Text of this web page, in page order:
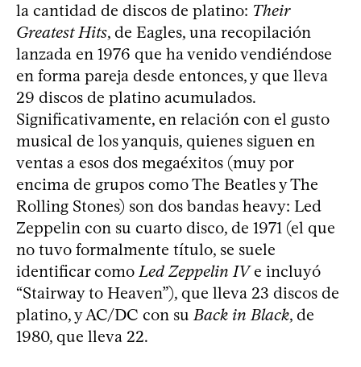
la cantidad de discos de platino: Their
Greatest Hits, de Eagles, una recopilación
lanzada en 1976 que ha venido vendiéndose
en forma pareja desde entonces, y que lleva
29 discos de platino acumulados.
Significativamente, en relación con el gusto
musical de los yanquis, quienes siguen en
ventas a esos dos megaéxitos (muy por
encima de grupos como The Beatles y The
Rolling Stones) son dos bandas heavy: Led
Zeppelin con su cuarto disco, de 1971 (el que
no tuvo formalmente título, se suele
identificar comoLed Zeppelin IVe incluyó
“Stairway to Heaven”), que lleva 23 discos de
platino, y AC/DC con suBack in Black, de
1980, que lleva 22.